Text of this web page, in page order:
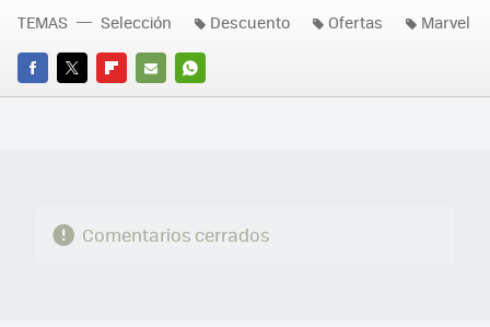
FACEBOOK
TWITTERFLIPBOARD
E-
WHATSAPP
TEMAS Selección Descuento Ofertas Marvel
Comentarios cerrados